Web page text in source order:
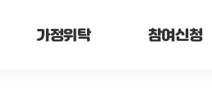
가정위탁 참여신청